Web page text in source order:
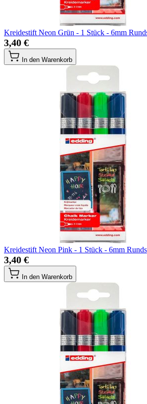
Kreidestift Neon Grün - 1 Stück - 6mm
3,40 €
In den Warenkorb
Kreidestift Neon Pink - 1 Stück - 6mm
3,40 €
In den Warenkorb